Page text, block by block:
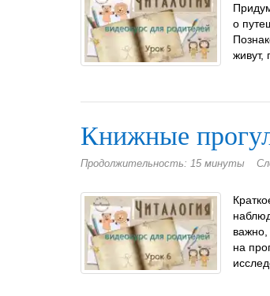
о
живут,
Книжные
Продолжительность: 15 минуты
важно,
на